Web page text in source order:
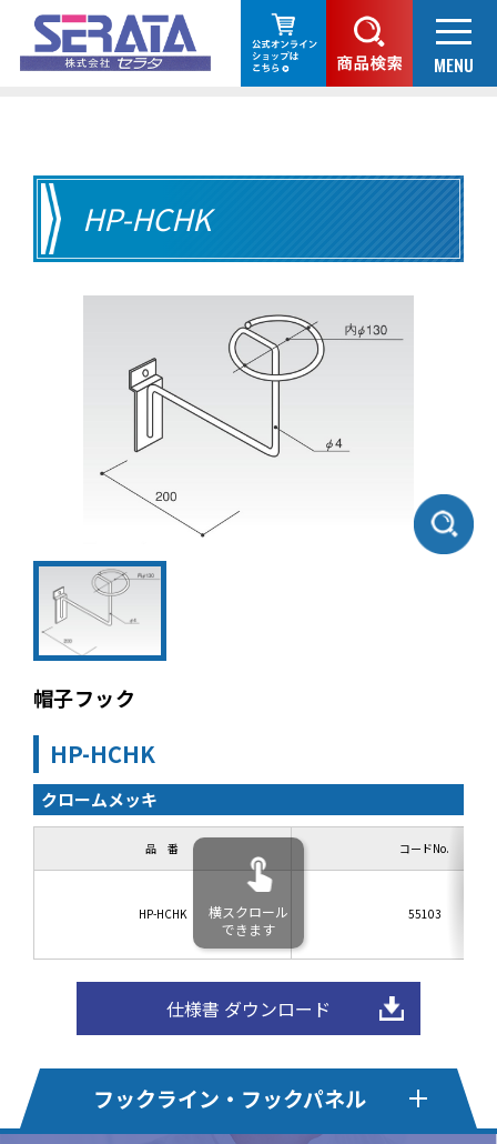
HP-HCHK
帽子フック
HP-HCHK
クロームメッキ
品 番 コードNo.
HP-HCHK 55103
横スクロール
できます
仕様書 ダウンロード
フックライン・フックパネル